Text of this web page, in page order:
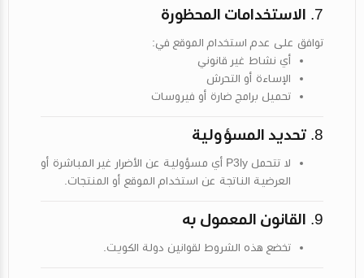
7. الاستخدامات المحظورة
توافق على عدم استخدام الموقع في:
أي نشاط غير قانوني
الإساءة أو التحرش
تحميل برامج ضارة أو فيروسات
8. تحديد المسؤولية
لا تتحمل P3ly أي مسؤولية عن الأضرار غير المباشرة أو
العرضية الناتجة عن استخدام الموقع أو المنتجات.
9. القانون المعمول به
تخضع هذه الشروط لقوانين دولة الكويت.